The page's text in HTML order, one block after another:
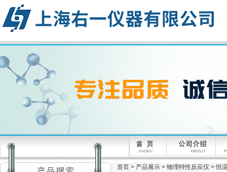
首页 > 产品展示 > 物理特性反应仪 >恒